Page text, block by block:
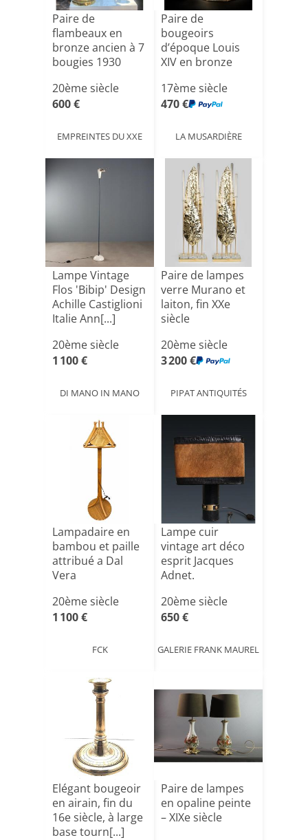
Paire de
flambeaux en
bronze ancien à 7
bougies 1930
20ème siècle
600 €
EMPREINTES DU XXE
Paire de
bougeoirs
d’époque Louis
XIV en bronze
[...]
17ème siècle
470 €
LA MUSARDIÈRE
Lampe Vintage
Flos 'Bibip' Design
Achille Castiglioni
Italie Ann[...]
20ème siècle
1 100 €
DI MANO IN MANO
Paire de lampes
verre Murano et
laiton, fin XXe
siècle
20ème siècle
3 200 €
PIPAT ANTIQUITÉS
Lampadaire en
bambou et paille
attribué a Dal
Vera
20ème siècle
1 100 €
FCK
Lampe cuir
vintage art déco
esprit Jacques
Adnet.
20ème siècle
650 €
GALERIE FRANK MAUREL
Elégant bougeoir
en airain, fin du
16e siècle, à large
base tourn[...]
Paire de lampes
en opaline peinte
– XIXe siècle